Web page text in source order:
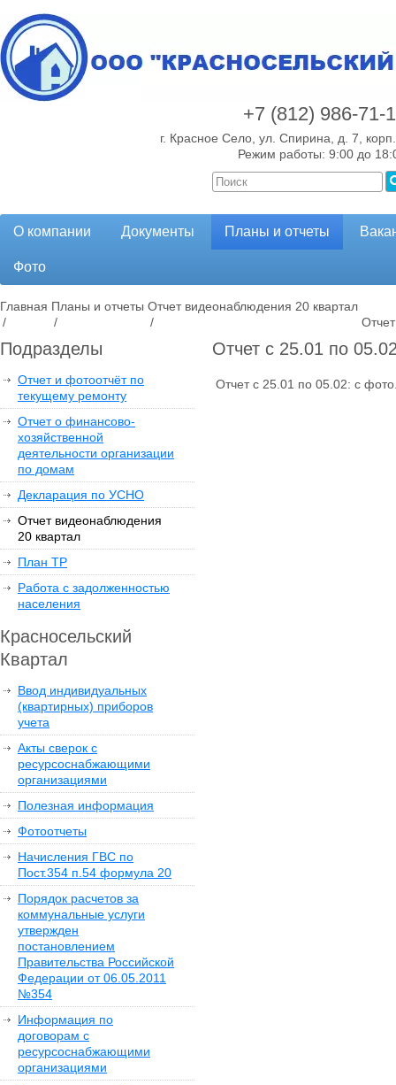
+7 (812) 986-71-
г. Красное Село, ул. Спирина, д. 7,
Режим работы: 9:00 до
О компании Документы Планы и отчеты
Фото
Главная
/
Планы и отчеты
/
Отчет видеонаблюдения 20 квартал
/
Подразделы
Отчет и фотоотчёт по
текущему ремонту
Отчет о финансово-
хозяйственной
деятельности организации
по домам
Декларация по УСНО
Отчет видеонаблюдения
20 квартал
План ТР
Работа с задолженностью
населения
Красносельский
Квартал
Ввод индивидуальных
(квартирных) приборов
учета
Акты сверок с
ресурсоснабжающими
организациями
Полезная информация
Фотоотчеты
Начисления ГВС по
Пост.354 п.54 формула 20
Порядок расчетов за
коммунальные услуги
утвержден
постановлением
Правительства Российской
Федерации от 06.05.2011
№354
Информация по
договорам с
ресурсоснабжающими
организациями
Отчет с 25.01 по
Отчет с 25.01 по 05.02: с